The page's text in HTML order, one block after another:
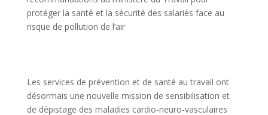
protéger la santé et la sécurité des salariés face au
risque de pollution de l’air
Les services de prévention et de santé au travail ont
désormais une nouvelle mission de sensibilisation et
de dépistage des maladies cardio-neuro-vasculaires